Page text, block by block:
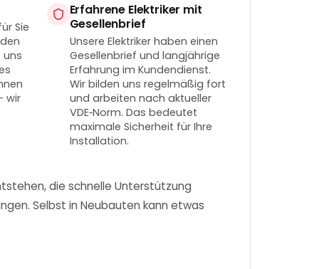
Sie
uns
wir
Erfahrene Elektriker mit
Gesellenbrief
Unsere Elektriker haben einen
Gesellenbrief und langjährige
Erfahrung im Kundendienst.
Wir bilden uns regelmäßig fort
und arbeiten nach aktueller
VDE‑Norm. Das bedeutet
maximale Sicherheit für Ihre
Installation.
die schnelle Unterstützung
Selbst in Neubauten kann etwas